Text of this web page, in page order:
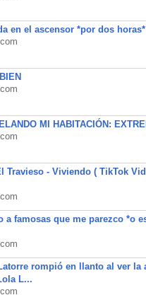
en el ascensor *por dos
MI HABITACIÓN:
Travieso - Viviendo ( TikTok
a famosas que me parezco *o
rompió en llanto al ver la
L...